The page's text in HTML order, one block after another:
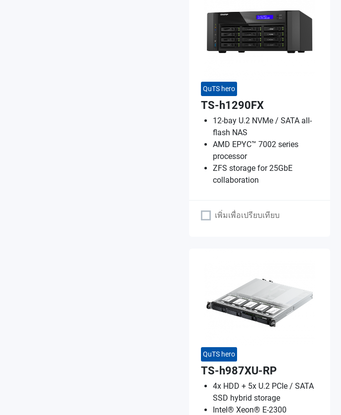
QuTS hero
TS-h1290FX
12-bay U.2 NVMe / SATA all-
flash NAS
AMD EPYC™ 7002 series
processor
ZFS storage for 25GbE
collaboration
เพิ่มเพื่อเปรียบเทียบ
QuTS hero
TS-h987XU-RP
4x HDD + 5x U.2 PCIe / SATA
SSD hybrid storage
Intel® Xeon® E-2300